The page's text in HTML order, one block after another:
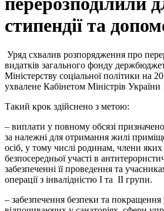
стипендії та
Уряд схвалив розпорядження про
видатків загального фонду
Міністерству соціальної політики на
ухвалене Кабінетом Міністрів
Такий крок здійснено з метою:
– виплати у повному обсязі
за належні для отримання жилі
осіб, у тому числі родинам, члени яких
безпосередньої участі в
забезпеченні її проведення та
операції з інвалідністю I та II групи.
– забезпечення безпеки та